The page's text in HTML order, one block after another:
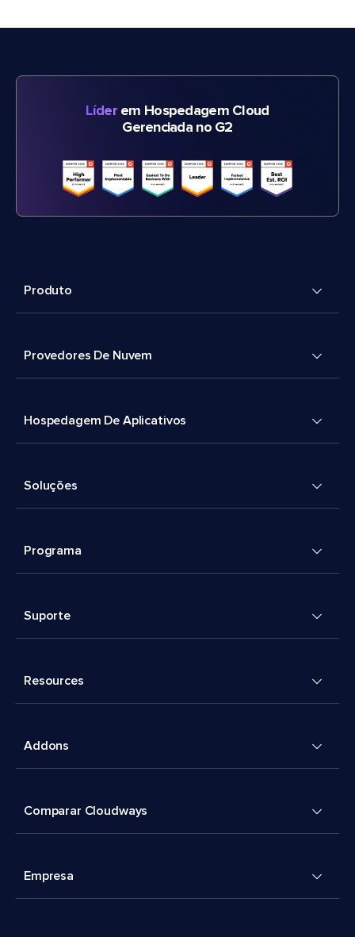
Líderem Hospedagem Cloud
Gerenciada no G2
Produto
Provedores De Nuvem
Hospedagem De Aplicativos
Soluções
Programa
Suporte
Resources
Addons
Comparar Cloudways
Empresa